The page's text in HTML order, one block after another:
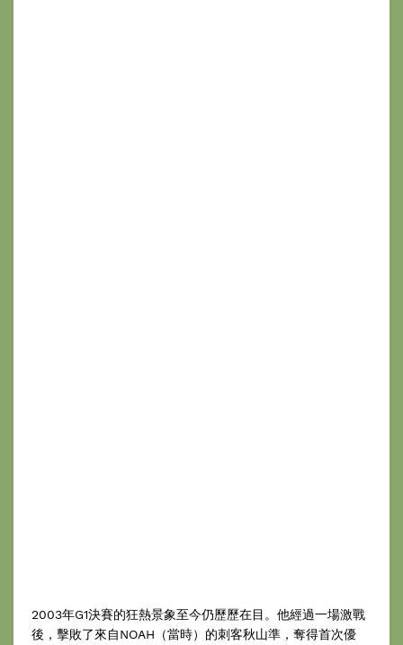
2003年G1決賽的狂熱景象至今仍歷歷在目。他經過一場激戰
後，擊敗了來自NOAH（當時）的刺客秋山準，奪得首次優